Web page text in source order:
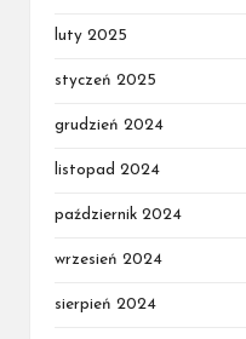
luty 2025
styczeń 2025
grudzień 2024
listopad 2024
październik 2024
wrzesień 2024
sierpień 2024